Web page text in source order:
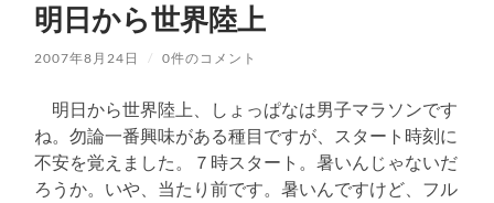
明日から世界陸上
2007年8月24日 / 0件のコメント
明日から世界陸上、しょっぱなは男子マラソンです
ね。勿論一番興味がある種目ですが、スタート時刻に
不安を覚えました。７時スタート。暑いんじゃないだ
ろうか。いや、当たり前です。暑いんですけど、フル